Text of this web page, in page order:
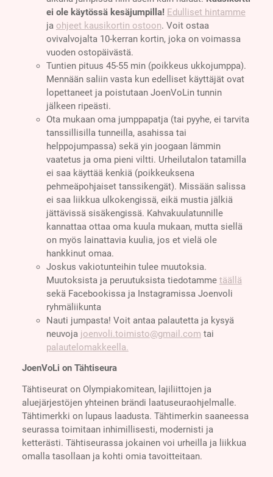
ei ole käytössä kesäjumpilla! Edulliset hintamme
ja ohjeet kausikortin ostoon. Voit ostaa
ovivalvojalta 10-kerran kortin, joka on voimassa
vuoden ostopäivästä.
Tuntien pituus 45-55 min (poikkeus ukkojumppa).
Mennään saliin vasta kun edelliset käyttäjät ovat
lopettaneet ja poistutaan JoenVoLin tunnin
jälkeen ripeästi.
Ota mukaan oma jumppapatja (tai pyyhe, ei tarvita
tanssillisilla tunneilla, asahissa tai
helppojumpassa) sekä yin joogaan lämmin
vaatetus ja oma pieni viltti. Urheilutalon tatamilla
ei saa käyttää kenkiä (poikkeuksena
pehmeäpohjaiset tanssikengät). Missään salissa
ei saa liikkua ulkokengissä, eikä mustia jälkiä
jättävissä sisäkengissä. Kahvakuulatunnille
kannattaa ottaa oma kuula mukaan, mutta siellä
on myös lainattavia kuulia, jos et vielä ole
hankkinut omaa.
Joskus vakiotunteihin tulee muutoksia.
Muutoksista ja peruutuksista tiedotamme täällä
sekä Facebookissa ja Instagramissa Joenvoli
ryhmäliikunta
Nauti jumpasta! Voit antaa palautetta ja kysyä
neuvoja joenvoli.toimisto@gmail.com tai
palautelomakkeella.
JoenVoLi on Tähtiseura
Tähtiseurat on Olympiakomitean, lajiliittojen ja
aluejärjestöjen yhteinen brändi laatuseuraohjelmalle.
Tähtimerkki on lupaus laadusta. Tähtimerkin saaneessa
seurassa toimitaan inhimillisesti, modernisti ja
ketterästi. Tähtiseurassa jokainen voi urheilla ja liikkua
omalla tasollaan ja kohti omia tavoitteitaan.